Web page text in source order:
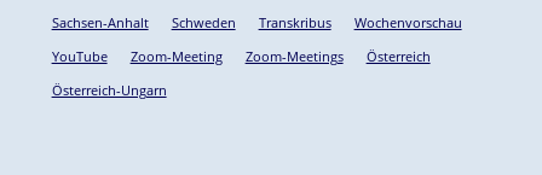
Sachsen-Anhalt
Schweden Transkribus
Wochenvorschau
YouTube
Zoom-Meeting Zoom-Meetings
Österreich
Österreich-Ungarn